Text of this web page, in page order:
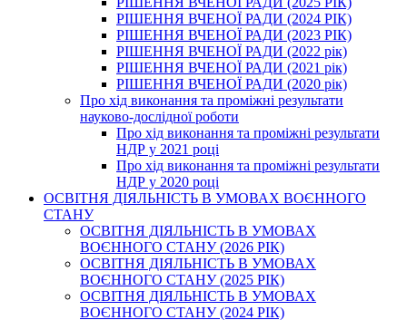
РІШЕННЯ ВЧЕНОЇ РАДИ (2024 РІК)
РІШЕННЯ ВЧЕНОЇ РАДИ (2023 РІК)
РІШЕННЯ ВЧЕНОЇ РАДИ (2022 рік)
РІШЕННЯ ВЧЕНОЇ РАДИ (2021 рік)
РІШЕННЯ ВЧЕНОЇ РАДИ (2020 рік)
Про хід виконання та проміжні результати
науково-дослідної роботи
Про хід виконання та проміжні результати
НДР у 2021 році
Про хід виконання та проміжні результати
НДР у 2020 році
ОСВІТНЯ ДІЯЛЬНІСТЬ В УМОВАХ ВОЄННОГО
СТАНУ
ОСВІТНЯ ДІЯЛЬНІСТЬ В УМОВАХ
ВОЄННОГО СТАНУ (2026 РІК)
ОСВІТНЯ ДІЯЛЬНІСТЬ В УМОВАХ
ВОЄННОГО СТАНУ (2025 РІК)
ОСВІТНЯ ДІЯЛЬНІСТЬ В УМОВАХ
ВОЄННОГО СТАНУ (2024 РІК)